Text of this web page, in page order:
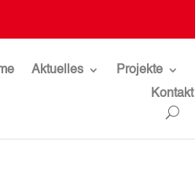
Aktuelles Projekte
Kontakt